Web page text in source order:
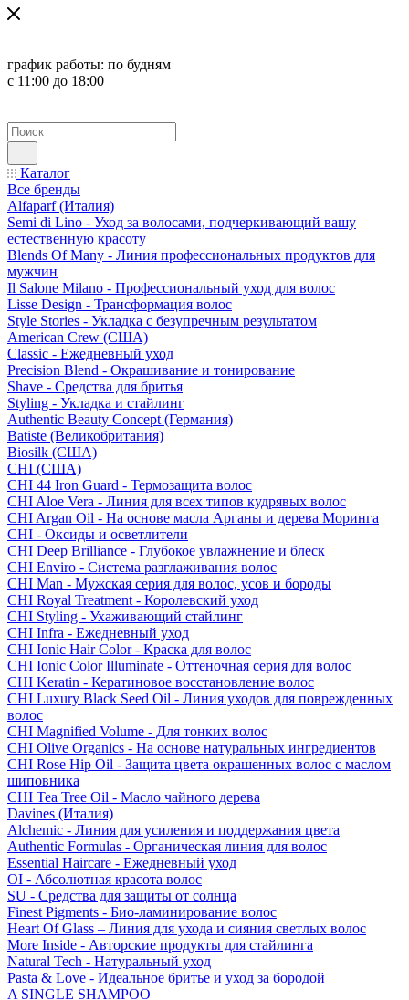
график работы: по будням
с 11:00 до 18:00
Каталог
Все бренды
Alfaparf (Италия)
Semi di Lino - Уход за волосами, подчеркивающий вашу
естественную красоту
Blends Of Many - Линия профессиональных продуктов для
мужчин
Il Salone Milano - Профессиональный уход для волос
Lisse Design - Трансформация волос
Style Stories - Укладка с безупречным результатом
American Crew (США)
Classic - Ежедневный уход
Precision Blend - Окрашивание и тонирование
Shave - Средства для бритья
Styling - Укладка и стайлинг
Authentic Beauty Concept (Германия)
Batiste (Великобритания)
Biosilk (США)
CHI (США)
CHI 44 Iron Guard - Термозащита волос
CHI Aloe Vera - Линия для всех типов кудрявых волос
CHI Argan Oil - На основе масла Арганы и дерева Моринга
CHI - Оксиды и осветлители
CHI Deep Brilliance - Глубокое увлажнение и блеск
CHI Enviro - Система разглаживания волос
CHI Man - Мужская серия для волос, усов и бороды
CHI Royal Treatment - Королевский уход
CHI Styling - Ухаживающий стайлинг
CHI Infra - Ежедневный уход
CHI Ionic Hair Color - Краска для волос
CHI Ionic Color Illuminate - Оттеночная серия для волос
CHI Keratin - Кератиновое восстановление волос
CHI Luxury Black Seed Oil - Линия уходов для поврежденных
волос
CHI Magnified Volume - Для тонких волос
CHI Olive Organics - На основе натуральных ингредиентов
CHI Rose Hip Oil - Защита цвета окрашенных волос с маслом
шиповника
CHI Tea Tree Oil - Масло чайного дерева
Davines (Италия)
Alchemic - Линия для усиления и поддержания цвета
Authentic Formulas - Органическая линия для волос
Essential Haircare - Eжедневный уход
OI - Абсолютная красота волос
SU - Средства для защиты от солнца
Finest Pigments - Био-ламинирование волос
Heart Of Glass – Линия для ухода и сияния светлых волос
More Inside - Авторские продукты для стайлинга
Natural Tech - Натуральный уход
Pasta & Love - Идеальное бритье и уход за бородой
A SINGLE SHAMPOO